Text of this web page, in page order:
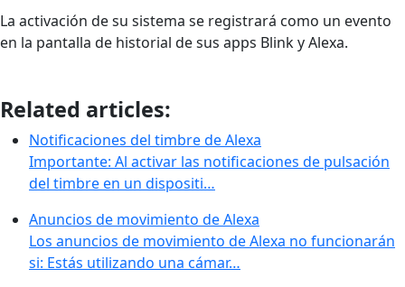
La activación de su sistema se registrará como un evento
en la pantalla de historial de sus apps Blink y Alexa.
Related articles:
Notificaciones del timbre de Alexa
Importante: Al activar las notificaciones de pulsación
del timbre en un dispositi…
Anuncios de movimiento de Alexa
Los anuncios de movimiento de Alexa no funcionarán
si: Estás utilizando una cámar…